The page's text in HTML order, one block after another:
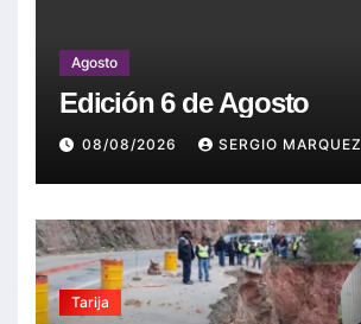
Agosto
Edición 6 de Agosto
08/08/2026 SERGIO MARQUEZ
Tarija